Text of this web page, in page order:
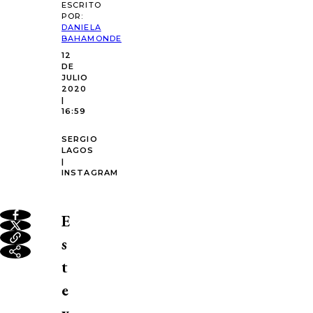
ESCRITO
POR:
DANIELA
BAHAMONDE
12
DE
JULIO
2020
|
16:59
SERGIO
LAGOS
|
INSTAGRAM
E
s
t
e